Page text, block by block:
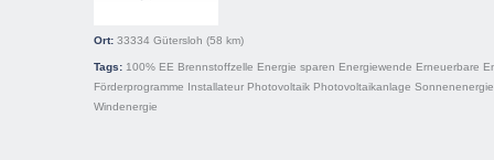
Ort: 33334 Gütersloh (58 km)
Tags: 100% EE Brennstoffzelle Energie sparen Energiewende Erneuerbare
Förderprogramme Installateur Photovoltaik Photovoltaikanlage Sonnenenergie
Windenergie